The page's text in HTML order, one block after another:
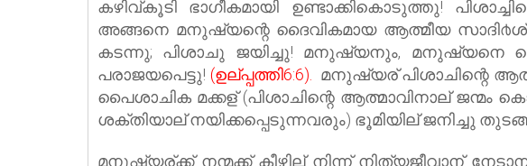
കഴിവ്കൂടി ഭാഗീകമായി ഉണ്ടാക്കികൊടുത്തു!
അങ്ങനെ മനുഷ്യന്റെ ദൈവികമായ ആത്മീയ
കടന്നു; പിശാചു ജയിച്ചു! മനുഷ്യനും, മനുഷ്യനെ
പരാജയപെട്ടു! (ഉല്പ്പത്തി6:6). മനുഷ്യര് പിശാചിന്റെ
പൈശാചിക മക്കള് (പിശാചിന്റെ ആത്മാവിനാല് ജന്മം
ശക്തിയാല് നയിക്കപ്പെടുന്നവരും) ഭൂമിയില് ജനിച്ചു
മനുഷ്യര്ക്ക് നന്മക്ക് കീഴില് നിന്ന് നിത്യജീവാന്